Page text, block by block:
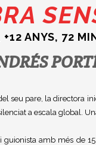
ANYS, 72
seu pare, la directora
a escala global.
guionista amb més de